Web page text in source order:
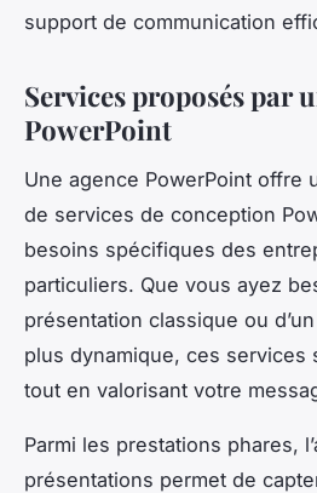
support de communication
Services proposés par
PowerPoint
Une agence PowerPoint offre
de services de conception
besoins spécifiques des
particuliers. Que vous ayez
présentation classique ou
plus dynamique, ces services
tout en valorisant votre
Parmi les prestations phares,
présentations permet de